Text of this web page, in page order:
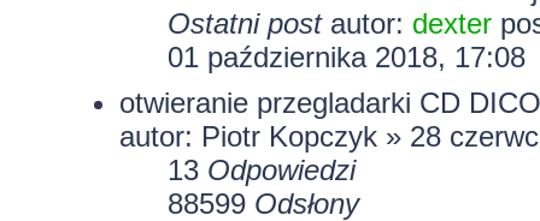
Ostatni post autor: dexter
01 października 2018, 17:08
otwieranie przegladarki CD
autor: Piotr Kopczyk » 28
13 Odpowiedzi
88599 Odsłony